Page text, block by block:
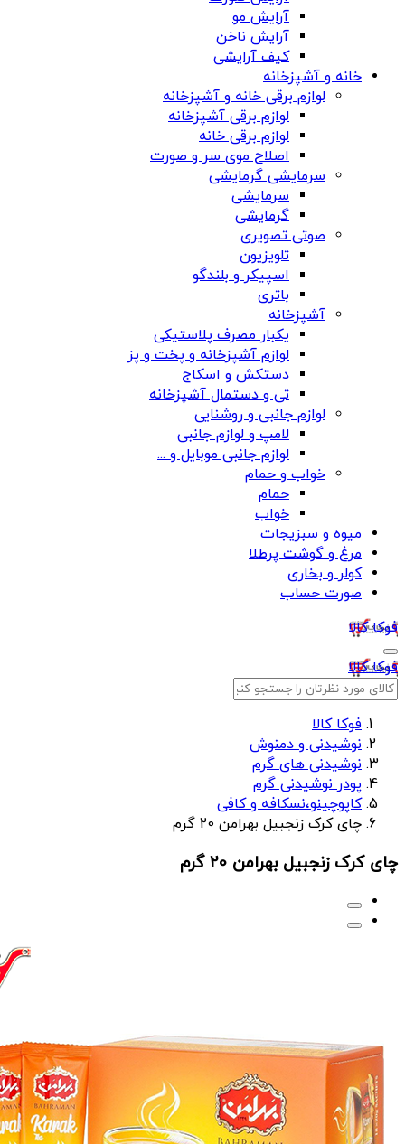
آرایش مو
آرایش ناخن
کیف آرایشی
خانه و آشپزخانه
لوازم برقی خانه و آشپزخانه
لوازم برقی آشپزخانه
لوازم برقی خانه
اصلاح موی سر و صورت
سرمایشی گرمایشی
سرمایشی
گرمایشی
صوتی تصویری
تلویزیون
اسپیکر و بلندگو
باتری
آشپزخانه
یکبار مصرف پلاستیکی
لوازم آشپزخانه و پخت و پز
دستکش و اسکاج
تی و دستمال آشپزخانه
لوازم جانبی و روشنایی
لامپ و لوازم جانبی
لوازم جانبی موبایل و ...
خواب و حمام
حمام
خواب
میوه و سبزیجات
مرغ و گوشت پرطلا
کولر و بخاری
صورت حساب
فوکا کالا
فوکا کالا
فوکا کالا
نوشیدنی و دمنوش
نوشیدنی های گرم
پودر نوشیدنی گرم
کاپوچینو،نسکافه و کافی
چای کرک زنجبیل بهرامن 20 گرم
چای کرک زنجبیل بهرامن 20 گرم